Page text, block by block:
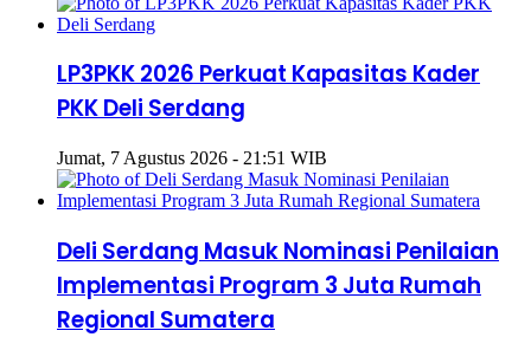
LP3PKK 2026 Perkuat Kapasitas Kader
PKK Deli Serdang
Jumat, 7 Agustus 2026 - 21:51 WIB
Deli Serdang Masuk Nominasi Penilaian
Implementasi Program 3 Juta Rumah
Regional Sumatera